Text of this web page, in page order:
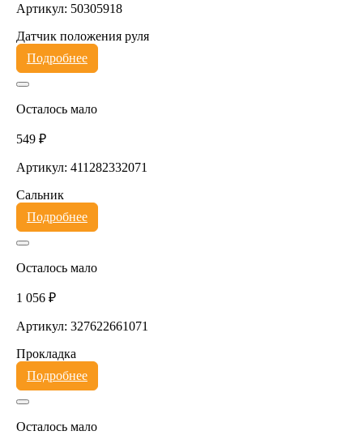
Артикул: 50305918
Датчик положения руля
Подробнее
Осталось мало
549 ₽
Артикул: 411282332071
Сальник
Подробнее
Осталось мало
1 056 ₽
Артикул: 327622661071
Прокладка
Подробнее
Осталось мало